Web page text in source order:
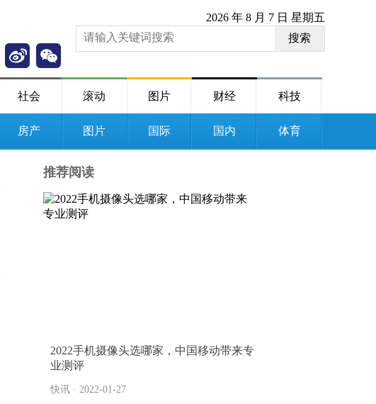
2026 年 8 月 7 日 星期五
搜索
社会 滚动 图片 财经 科技
房产 图片 国际 国内 体育
推荐阅读
2022手机摄像头选哪家，中国移动带来专
业测评
快讯 · 2022-01-27